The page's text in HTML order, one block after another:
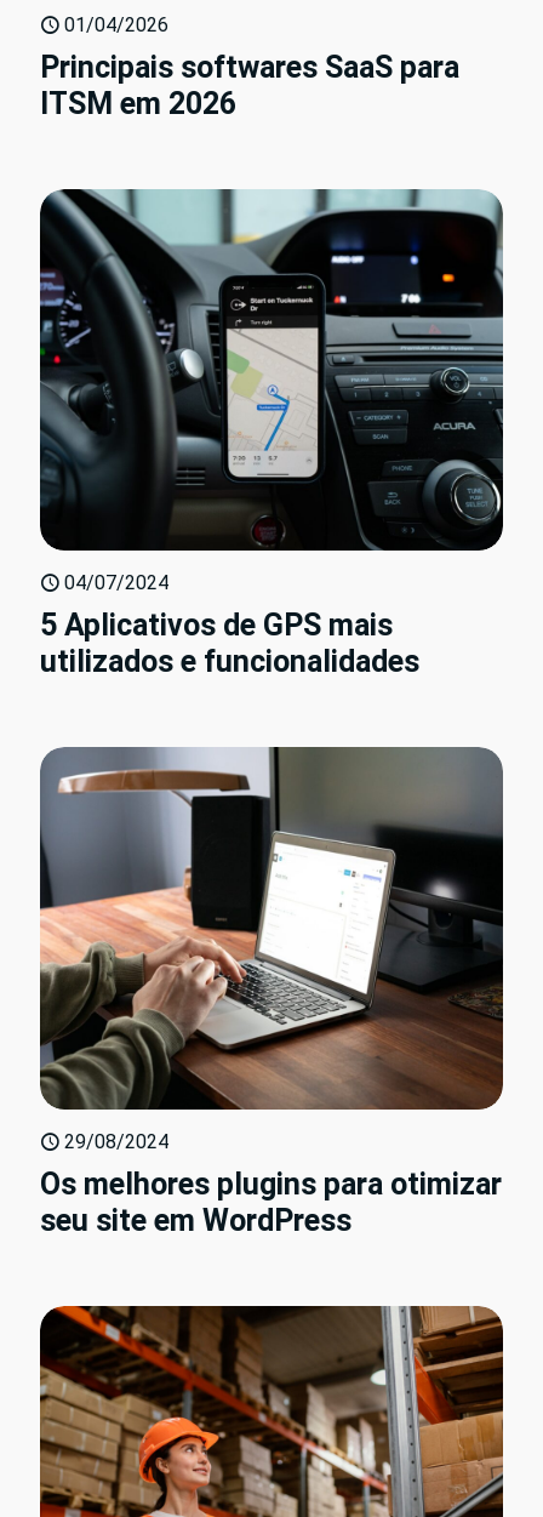
01/04/2026
Principais softwares SaaS para
ITSM em 2026
04/07/2024
5 Aplicativos de GPS mais
utilizados e funcionalidades
29/08/2024
Os melhores plugins para otimizar
seu site em WordPress